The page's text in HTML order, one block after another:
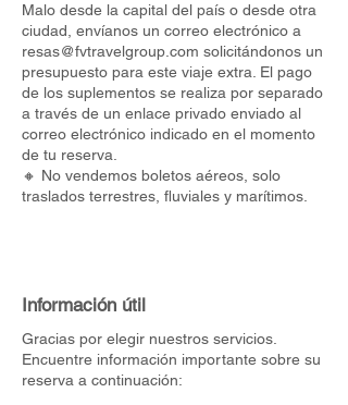
Malo desde la capital del país o desde otra
ciudad, envíanos un correo electrónico a
resas@fvtravelgroup.com solicitándonos un
presupuesto para este viaje extra. El pago
de los suplementos se realiza por separado
a través de un enlace privado enviado al
correo electrónico indicado en el momento
de tu reserva.
🔸 No vendemos boletos aéreos, solo
traslados terrestres, fluviales y marítimos.
Información útil
Gracias por elegir nuestros servicios.
Encuentre información importante sobre su
reserva a continuación: